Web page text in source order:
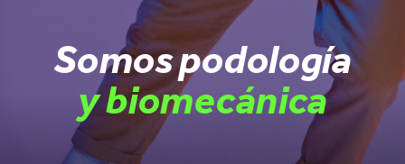
Somos podología
y biomecánica